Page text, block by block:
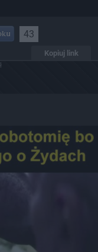
43
Kopiuj link